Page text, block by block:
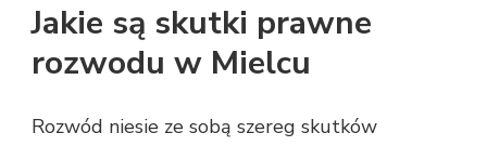
Jakie są skutki prawne
rozwodu w Mielcu
Rozwód niesie ze sobą szereg skutków